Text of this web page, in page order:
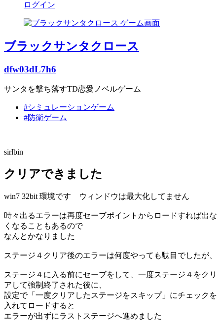
ログイン
ブラックサンタクロース
dfw03dL7h6
サンタを撃ち落すTD恋愛ノベルゲーム
#シミュレーションゲーム
#防衛ゲーム
sirlbin
クリアできました
win7 32bit 環境です ウィンドウは最大化してません
時々出るエラーは再度セーブポイントからロードすれば出な
くなることもあるので
なんとかなりました
ステージ４クリア後のエラーは何度やっても駄目でしたが、
ステージ４に入る前にセーブをして、一度ステージ４をクリ
アして強制終了された後に、
設定で「一度クリアしたステージをスキップ」にチェックを
入れてロードすると
エラーが出ずにラストステージへ進めました